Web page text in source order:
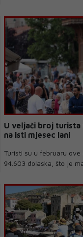
U veljači broj turista
na isti mjesec lani
Turisti su u februaru ove
94.603 dolaska, što je